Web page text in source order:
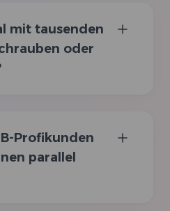
mit tausenden
oder
Profikunden
parallel